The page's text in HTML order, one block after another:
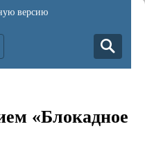
версию
«Блокадное